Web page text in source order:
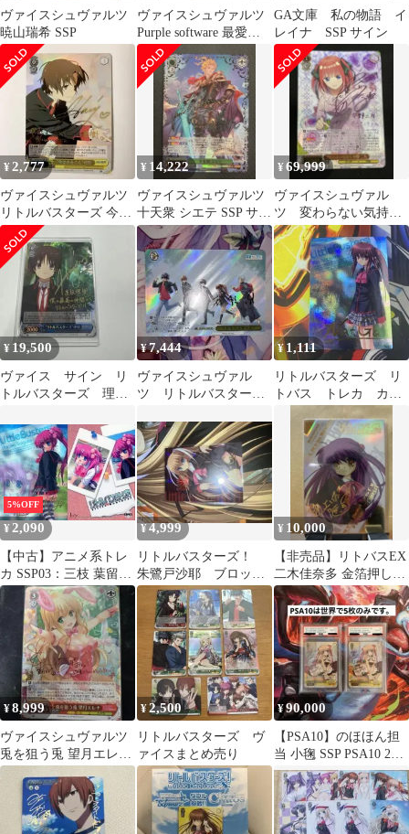
ヴァイスシュヴァルツ
暁山瑞希 SSP
ヴァイスシュヴァルツ
Purple software 最愛の
トラウマ舞亜 SSP
GA文庫 私の物語 イ
レイナ SSP サイン
¥2,777
ヴァイスシュヴァルツ
リトルバスターズ 今で
きること 理樹 SP サイ
ン
¥ 14,222
ヴァイスシュヴァルツ
十天衆 シエテ SSP サイ
ン グラブル
¥69,999
ヴァイスシュヴァル
ツ 変わらない気持
ち 中野二乃 SSP 3枚
セット
¥ 19,500
ヴァイス サイン リ
トルバスターズ 理
¥7,444
ヴァイスシュヴァル
ツ リトルバスター
¥1,111
リトルバスターズ リ
トバス トレカ カー
ド 来ヶ谷唯湖
SSP02
5%OFF
¥ 2,090
【中古】アニメ系トレ
カ SSP03：三枝 葉留佳
(樋上いたる金箔押しサ
イン入り)
¥4,999
リトルバスターズ！
朱鷺戸沙耶 ブロッコ
リー カード SSP サ
イン Na-Ga
¥ 10,000
【非売品】リトバスEX
二木佳奈多 金箔押しサ
イン トレカ SSP PR
¥8,999
ヴァイスシュヴァルツ
兎を狙う兎 望月エレナ
SSP
¥2,500
リトルバスターズ ヴ
ァイスまとめ売り
¥90,000
【PSA10】のほほん担
当 小毱 SSP PSA10 2枚
セット